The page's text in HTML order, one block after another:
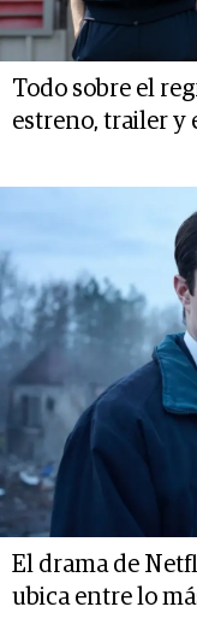
Todo sobre el
estreno, trailer y
El drama de
ubica entre lo